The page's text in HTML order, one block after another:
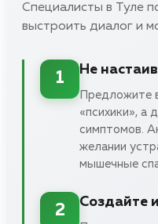
Специалисты в Туле
выстроить диалог и
1
Не
Предложите
«психики», а
симптомов.
желании
мышечные
2
Создайте